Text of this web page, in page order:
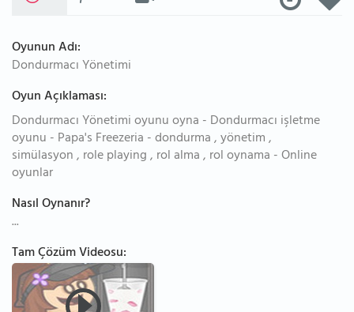
Oyunun Adı:
Dondurmacı Yönetimi
Oyun Açıklaması:
Dondurmacı Yönetimi oyunu oyna - Dondurmacı işletme
oyunu - Papa's Freezeria - dondurma , yönetim ,
simülasyon , role playing , rol alma , rol oynama - Online
oyunlar
Nasıl Oynanır?
...
Tam Çözüm Videosu: